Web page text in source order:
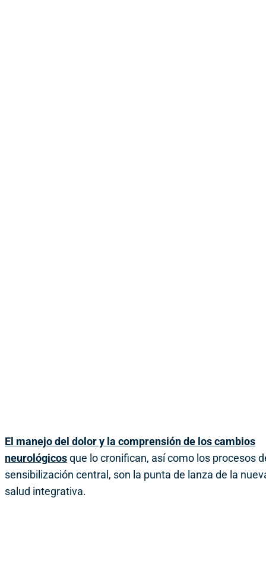
El manejo del dolor y la comprensión de los cambios
neurológicosque lo cronifican, así como los procesos
sensibilización central, son la punta de lanza de la
salud integrativa.